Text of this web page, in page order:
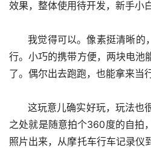
效果，整体使用待开发，新手小
      我觉得可以。像素挺清晰的，360度，想要哪个角度都
行。小巧的携带方便，两块电池
了。偶尔出去跑跑，也能拿来当
之处就是随意拍个360度的自拍
照片出来，从摩托车行车记录仪